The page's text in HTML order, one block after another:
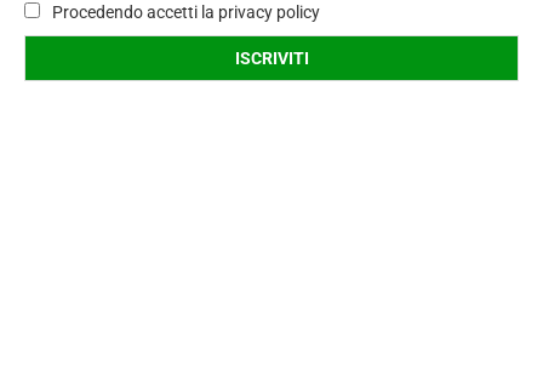
Procedendo accetti la privacy policy